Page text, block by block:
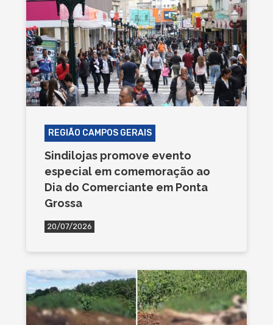
REGIÃO CAMPOS GERAIS
Sindilojas promove evento
especial em comemoração ao
Dia do Comerciante em Ponta
Grossa
20/07/2026